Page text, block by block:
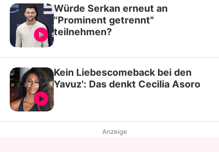
Würde Serkan erneut an
"Prominent getrennt"
teilnehmen?
Kein Liebescomeback bei den
Yavuz': Das denkt Cecilia Asoro
Anzeige